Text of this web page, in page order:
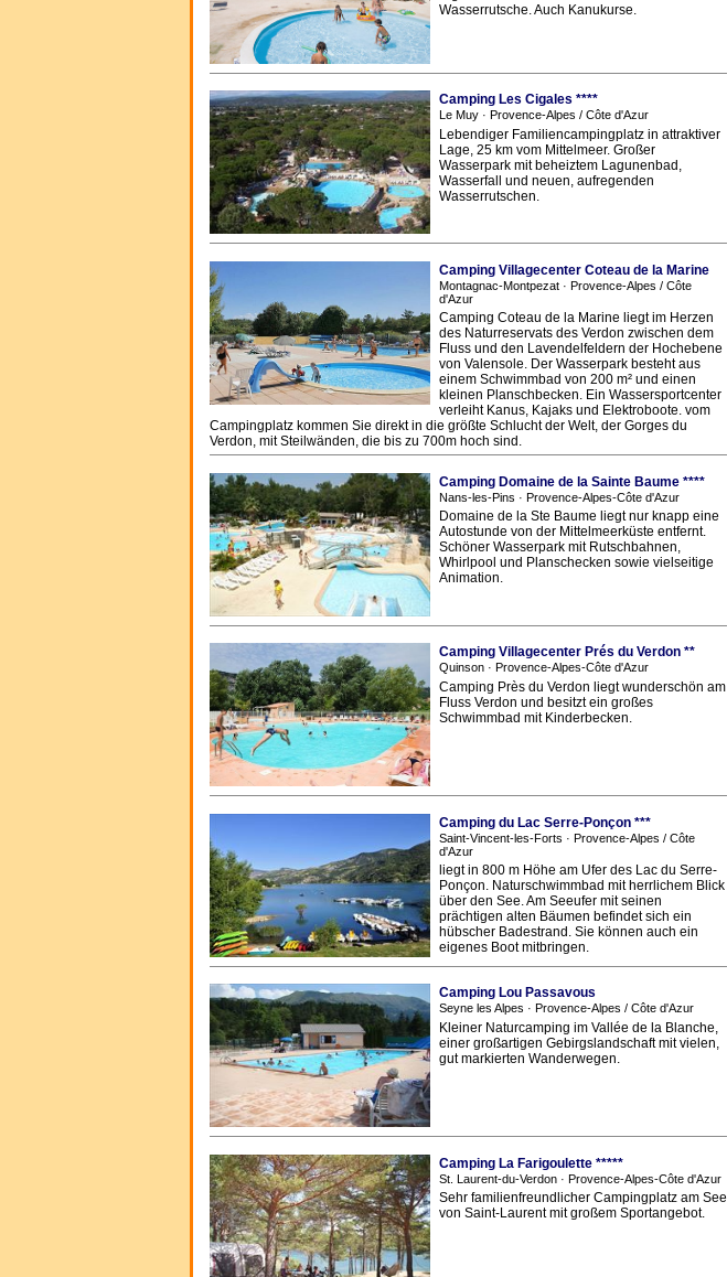
Wasserrutsche. Auch Kanukurse.
Camping Les Cigales ****
Le Muy · Provence-Alpes / Côte d'Azur
Lebendiger Familiencampingplatz in attraktiver
Lage, 25 km vom Mittelmeer. Großer
Wasserpark mit beheiztem Lagunenbad,
Wasserfall und neuen, aufregenden
Wasserrutschen.
Camping Villagecenter Coteau de la Marine
Montagnac-Montpezat · Provence-Alpes / Côte
d'Azur
Camping Coteau de la Marine liegt im Herzen
des Naturreservats des Verdon zwischen dem
Fluss und den Lavendelfeldern der Hochebene
von Valensole. Der Wasserpark besteht aus
einem Schwimmbad von 200 m² und einen
kleinen Planschbecken. Ein Wassersportcenter
verleiht Kanus, Kajaks und Elektroboote. vom
Campingplatz kommen Sie direkt in die größte Schlucht der Welt, der Gorges du
Verdon, mit Steilwänden, die bis zu 700m hoch sind.
Camping Domaine de la Sainte Baume ****
Nans-les-Pins · Provence-Alpes-Côte d'Azur
Domaine de la Ste Baume liegt nur knapp eine
Autostunde von der Mittelmeerküste entfernt.
Schöner Wasserpark mit Rutschbahnen,
Whirlpool und Planschecken sowie vielseitige
Animation.
Camping Villagecenter Prés du Verdon **
Quinson · Provence-Alpes-Côte d'Azur
Camping Près du Verdon liegt wunderschön am
Fluss Verdon und besitzt ein großes
Schwimmbad mit Kinderbecken.
Camping du Lac Serre-Ponçon ***
Saint-Vincent-les-Forts · Provence-Alpes / Côte
d'Azur
liegt in 800 m Höhe am Ufer des Lac du Serre-
Ponçon. Naturschwimmbad mit herrlichem Blick
über den See. Am Seeufer mit seinen
prächtigen alten Bäumen befindet sich ein
hübscher Badestrand. Sie können auch ein
eigenes Boot mitbringen.
Camping Lou Passavous
Seyne les Alpes · Provence-Alpes / Côte d'Azur
Kleiner Naturcamping im Vallée de la Blanche,
einer großartigen Gebirgslandschaft mit vielen,
gut markierten Wanderwegen.
Camping La Farigoulette *****
St. Laurent-du-Verdon · Provence-Alpes-Côte d'Azur
Sehr familienfreundlicher Campingplatz am See
von Saint-Laurent mit großem Sportangebot.